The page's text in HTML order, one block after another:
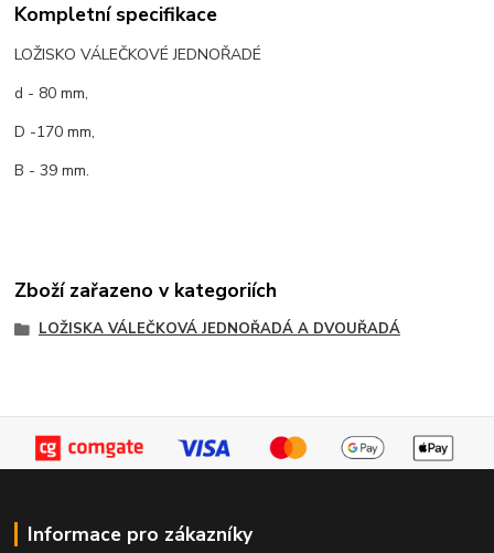
Kompletní specifikace
LOŽISKO VÁLEČKOVÉ JEDNOŘADÉ
d - 80 mm,
D -170 mm,
B - 39 mm.
Zboží zařazeno v kategoriích
LOŽISKA VÁLEČKOVÁ JEDNOŘADÁ A DVOUŘADÁ
Informace pro zákazníky